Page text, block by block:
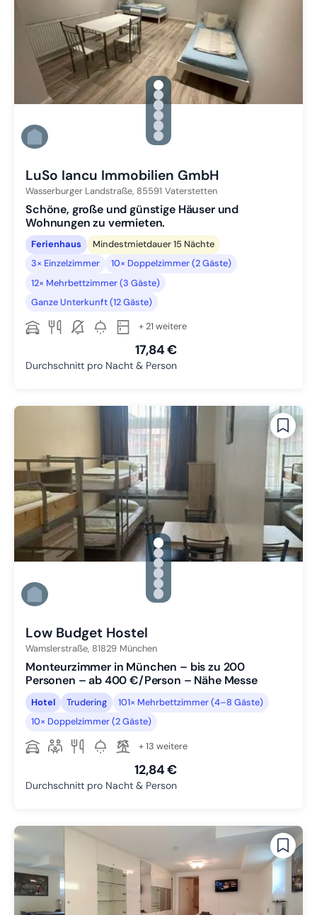
gallery.slide_selector
Zu Slide 1 wechseln
Zu Slide 2 wechseln
Zu Slide 3 wechseln
Zu Slide 4 wechseln
Zu Slide 5 wechseln
Zu Slide 6 wechseln
LuSo Iancu Immobilien GmbH
Wasserburger Landstraße, 85591 Vaterstetten
Schöne, große und günstige Häuser und
Wohnungen zu vermieten.
Ferienhaus
Mindestmietdauer 15 Nächte
3× Einzelzimmer
10× Doppelzimmer (2 Gäste)
12× Mehrbettzimmer (3 Gäste)
Ganze Unterkunft (12 Gäste)
+ 21 weitere
17,84 €
Durchschnitt pro Nacht & Person
gallery.slide_selector
Zu Slide 1 wechseln
Zu Slide 2 wechseln
Zu Slide 3 wechseln
Zu Slide 4 wechseln
Zu Slide 5 wechseln
Zu Slide 6 wechseln
Low Budget Hostel
Wamslerstraße, 81829 München
Monteurzimmer in München – bis zu 200
Personen – ab 400 €/Person – Nähe Messe
Hotel Trudering
101× Mehrbettzimmer (4–8 Gäste)
10× Doppelzimmer (2 Gäste)
+ 13 weitere
12,84 €
Durchschnitt pro Nacht & Person